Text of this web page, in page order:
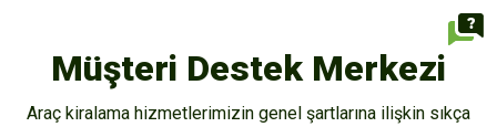
Müşteri Destek Merkezi
Araç kiralama hizmetlerimizin genel şartlarına ilişkin sıkça